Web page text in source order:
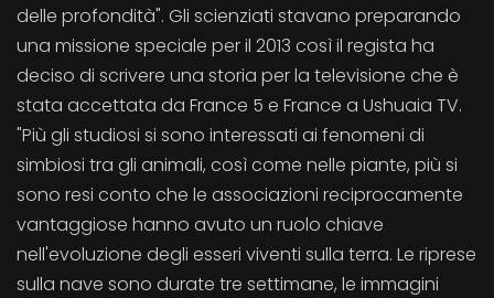
delle profondità". Gli scienziati stavano preparando
una missione speciale per il 2013 così il regista ha
deciso di scrivere una storia per la televisione che è
stata accettata da France 5 e France a Ushuaia TV.
"Più gli studiosi si sono interessati ai fenomeni di
simbiosi tra gli animali, così come nelle piante, più si
sono resi conto che le associazioni reciprocamente
vantaggiose hanno avuto un ruolo chiave
nell'evoluzione degli esseri viventi sulla terra. Le riprese
sulla nave sono durate tre settimane, le immagini